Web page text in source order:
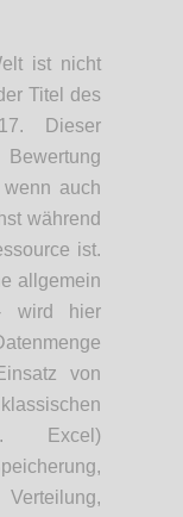
ist nicht
Titel des
Dieser
auch
während
ist.
allgemein
wird hier
von
Excel)